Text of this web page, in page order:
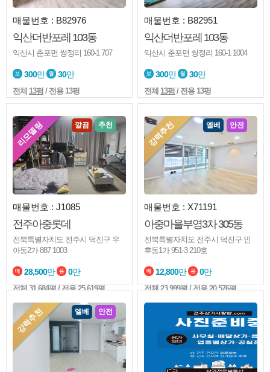
매물번호 : B82976
익산더반포레 103동
익산시 춘포면 쌍정리 160-1 707
300만 30만
전체 13평 / 전용 13평
매물번호 : B82951
익산더반포레 103동
익산시 춘포면 쌍정리 160-1 1004
300만 30만
전체 13평 / 전용 13평
리모델링 깔끔 추천
매물번호 : J1085
전주아중롯데
전북특별자치도 전주시 덕진구 우
아동2가 887 1003
28,500만 0만
전체31.684평/ 전용 25.619평
강력추천 엘베 안전
매물번호 : X71191
아중마을부영3차 305동
전북특별자치도 전주시 덕진구 인
후동1가 951-3 210호
12,800만 0만
전체23.999평/ 전용 20.576평
강력추천 엘베 안전